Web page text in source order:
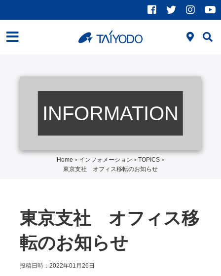
INFORMATION
Home > インフォメーション > TOPICS >
東京支社 オフィス移転のお知らせ
東京支社 オフィス移
転のお知らせ
投稿日時：2022年01月26日